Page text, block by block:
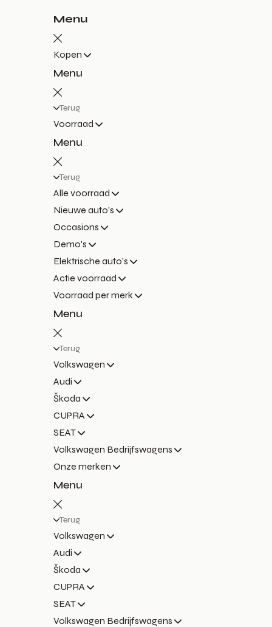
Menu
Kopen
Menu
Terug
Voorraad
Menu
Terug
Alle voorraad
Nieuwe auto's
Occasions
Demo's
Elektrische auto's
Actie voorraad
Voorraad per merk
Menu
Terug
Volkswagen
Audi
Škoda
CUPRA
SEAT
Volkswagen Bedrijfswagens
Onze merken
Menu
Terug
Volkswagen
Audi
Škoda
CUPRA
SEAT
Volkswagen Bedrijfswagens